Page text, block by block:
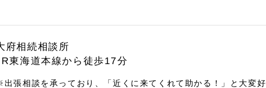
府相続相談所
東海道本線から徒歩17分
出張相談を承っており、「近くに来てくれて助かる！」と大変好